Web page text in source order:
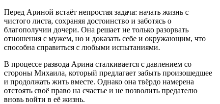
Перед Ариной встаёт непростая задача: начать жизнь с
чистого листа, сохраняя достоинство и заботясь о
благополучии дочери. Она решает не только разорвать
отношения с мужем, но и доказать себе и окружающим, что
способна справиться с любыми испытаниями.
В процессе развода Арина сталкивается с давлением со
стороны Михаила, который предлагает забыть произошедшее
и продолжать жить вместе. Однако она твёрдо намерена
отстоять своё право на счастье и не позволить предателю
вновь войти в её жизнь.